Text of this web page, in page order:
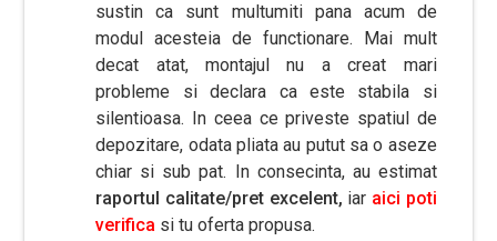
sustin ca sunt multumiti pana acum de
modul acesteia de functionare. Mai mult
decat atat, montajul nu a creat mari
probleme si declara ca este stabila si
silentioasa. In ceea ce priveste spatiul de
depozitare, odata pliata au putut sa o aseze
chiar si sub pat. In consecinta, au estimat
raportul calitate/pret excelent, iar aici poti
verifica si tu oferta propusa.